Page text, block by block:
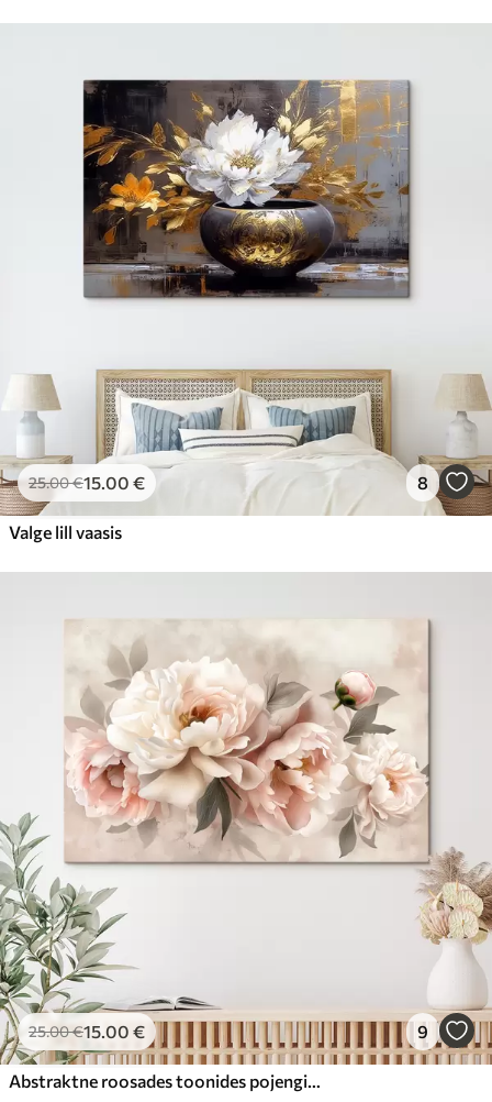
25.00€15.00 € 8
Valge lill vaasis
25.00€15.00 € 9
Abstraktne roosades toonides pojengide kimp